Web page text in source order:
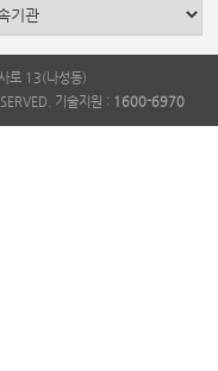
로 13(나성동)
기술지원 : 1600-6970